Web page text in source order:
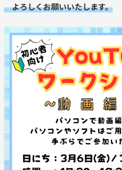
よろしくお願いいたします。